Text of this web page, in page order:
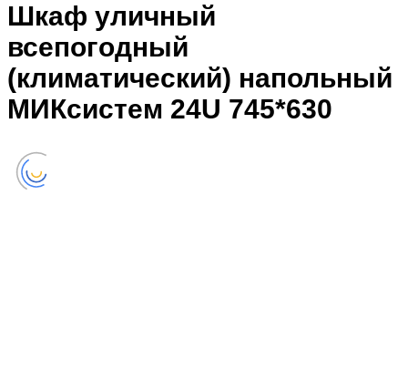
Шкаф уличный
всепогодный
(климатический) напольный
МИКсистем 24U 745*630